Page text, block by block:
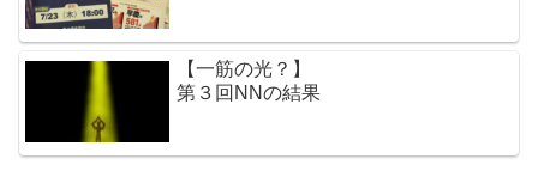
【一筋の光？】
第３回NNの結果